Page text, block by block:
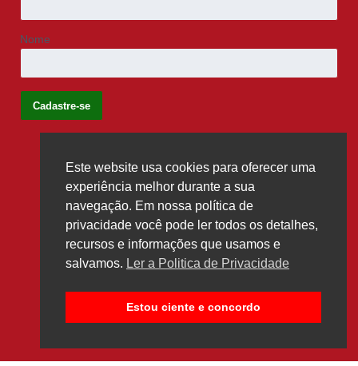
Nome
Siga-nos
Este website usa cookies para oferecer uma
experiência melhor durante a sua
navegação. Em nossa política de
privacidade você pode ler todos os detalhes,
recursos e informações que usamos e
salvamos. Ler a Politica de Privacidade
Estou ciente e concordo